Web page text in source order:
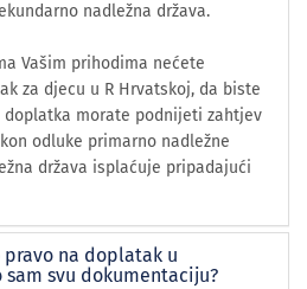
nadležna država.
Vašim prihodima nećete
za djecu u R Hrvatskoj, da biste
morate podnijeti zahtjev
odluke primarno nadležne
država isplaćuje pripadajući
na doplatak u
svu dokumentaciju?